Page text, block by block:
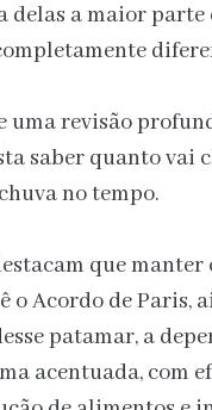
delas a maior
uma revisão
saber quanto vai
no tempo.
que
o Acordo de
patamar, a
acentuada, com